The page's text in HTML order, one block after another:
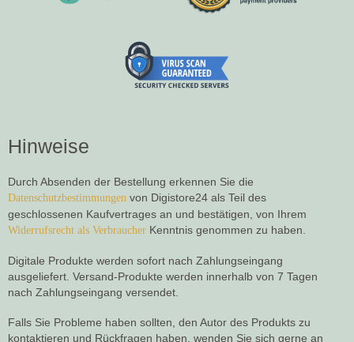
Hinweise
Durch Absenden der Bestellung erkennen Sie die
Datenschutzbestimmungen von Digistore24 als Teil des
geschlossenen Kaufvertrages an und bestätigen, von Ihrem
Widerrufsrecht als Verbraucher Kenntnis genommen zu haben.
Digitale Produkte werden sofort nach Zahlungseingang
ausgeliefert. Versand-Produkte werden innerhalb von 7 Tagen
nach Zahlungseingang versendet.
Falls Sie Probleme haben sollten, den Autor des Produkts zu
kontaktieren und Rückfragen haben, wenden Sie sich gerne an